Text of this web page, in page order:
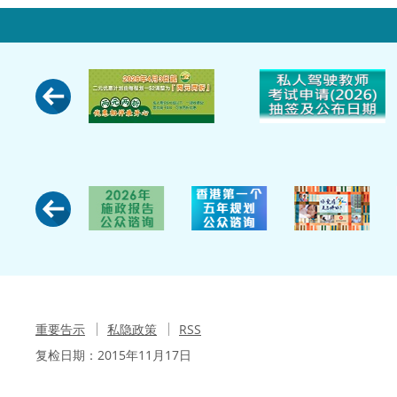
重要告示 私隐政策
RSS
复检日期： 2015年11月17日